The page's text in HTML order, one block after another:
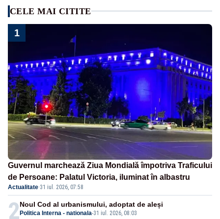
CELE MAI CITITE
1
Guvernul marchează Ziua Mondială împotriva Traficului
de Persoane: Palatul Victoria, iluminat în albastru
Actualitate·31 iul. 2026, 07:58
2 Politica Interna - nationala-31 iul. 2026, 08:03
Noul Cod al urbanismului, adoptat de aleși